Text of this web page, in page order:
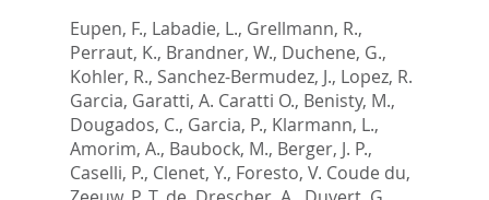
Eupen, F., Labadie, L., Grellmann, R.,
Perraut, K., Brandner, W., Duchene, G.,
Kohler, R., Sanchez-Bermudez, J., Lopez, R.
Garcia, Garatti, A. Caratti O., Benisty, M.,
Dougados, C., Garcia, P., Klarmann, L.,
Amorim, A., Baubock, M., Berger, J. P.,
Caselli, P., Clenet, Y., Foresto, V. Coude du,